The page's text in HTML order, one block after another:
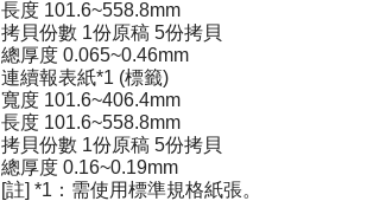
長度 101.6~558.8mm
拷貝份數 1份原稿 5份拷貝
總厚度 0.065~0.46mm
連續報表紙*1 (標籤)
寬度 101.6~406.4mm
長度 101.6~558.8mm
拷貝份數 1份原稿 5份拷貝
總厚度 0.16~0.19mm
[註] *1：需使用標準規格紙張。